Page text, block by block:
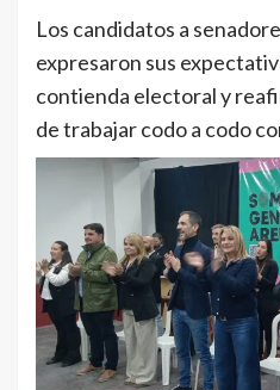
Los candidatos a
expresaron sus
contienda electoral y
de trabajar codo a codo